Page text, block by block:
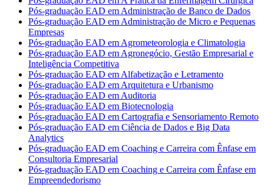
Pós-graduação EAD em Administração de Banco de Dados
Pós-graduação EAD em Administração de Micro e Pequenas
Empresas
Pós-graduação EAD em Agrometeorologia e Climatologia
Pós-graduação EAD em Agronegócio, Gestão Empresarial e
Inteligência Competitiva
Pós-graduação EAD em Alfabetização e Letramento
Pós-graduação EAD em Arquitetura e Urbanismo
Pós-graduação EAD em Auditoria
Pós-graduação EAD em Biotecnologia
Pós-graduação EAD em Cartografia e Sensoriamento Remoto
Pós-graduação EAD em Ciência de Dados e Big Data
Analytics
Pós-graduação EAD em Coaching e Carreira com Ênfase em
Consultoria Empresarial
Pós-graduação EAD em Coaching e Carreira com Ênfase em
Empreendedorismo